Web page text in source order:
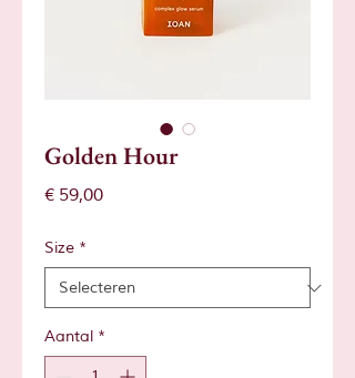
Golden Hour
€ 59,00Prijs
Size *
Aantal *